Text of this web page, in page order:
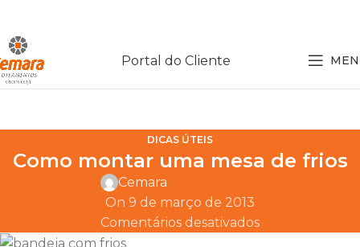
Portal do Cliente
DICAS ÚTEIS
Como montar uma mesa de frios
Cemara
On 9 de março de 2013
Comentários desativados